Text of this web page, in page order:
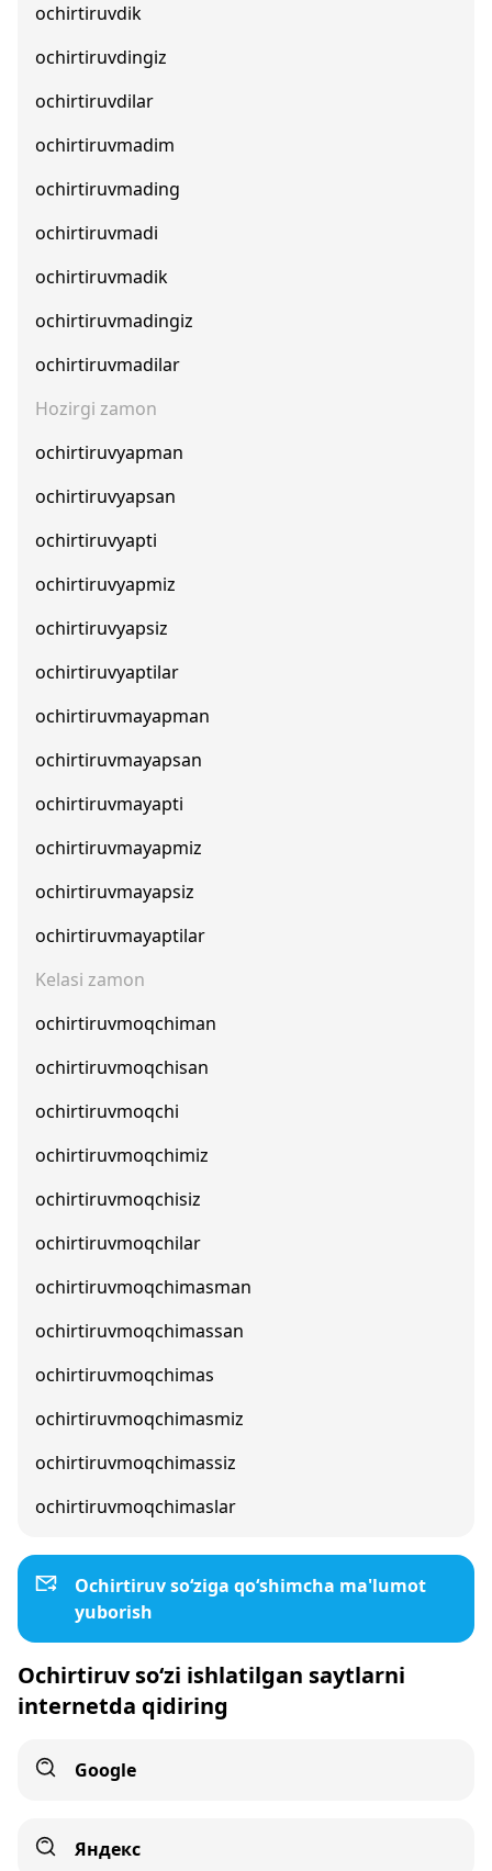
ochirtiruvdik
ochirtiruvdingiz
ochirtiruvdilar
ochirtiruvmadim
ochirtiruvmading
ochirtiruvmadi
ochirtiruvmadik
ochirtiruvmadingiz
ochirtiruvmadilar
Hozirgi zamon
ochirtiruvyapman
ochirtiruvyapsan
ochirtiruvyapti
ochirtiruvyapmiz
ochirtiruvyapsiz
ochirtiruvyaptilar
ochirtiruvmayapman
ochirtiruvmayapsan
ochirtiruvmayapti
ochirtiruvmayapmiz
ochirtiruvmayapsiz
ochirtiruvmayaptilar
Kelasi zamon
ochirtiruvmoqchiman
ochirtiruvmoqchisan
ochirtiruvmoqchi
ochirtiruvmoqchimiz
ochirtiruvmoqchisiz
ochirtiruvmoqchilar
ochirtiruvmoqchimasman
ochirtiruvmoqchimassan
ochirtiruvmoqchimas
ochirtiruvmoqchimasmiz
ochirtiruvmoqchimassiz
ochirtiruvmoqchimaslar
Ochirtiruv so‘ziga qo‘shimcha ma'lumot
yuborish
Ochirtiruv so‘zi ishlatilgan saytlarni
internetda qidiring
Google
Яндекс